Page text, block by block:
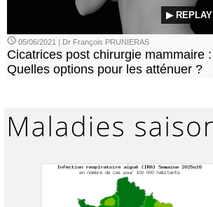
▶ REPLAY
05/06/2021 | Dr François PRUNIERAS
Cicatrices post chirurgie mammaire :
Quelles options pour les atténuer ?